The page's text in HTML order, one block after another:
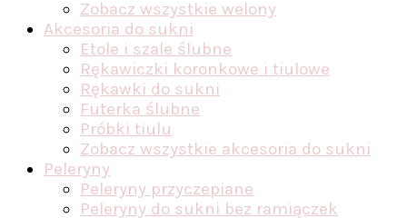
Zobacz wszystkie welony
Akcesoria do sukni
Etole i szale ślubne
Rękawiczki koronkowe i tiulowe
Rękawki do sukni
Futerka ślubne
Próbki tiulu
Zobacz wszystkie akcesoria do sukni
Peleryny
Peleryny przyczepiane
Peleryny do sukni bez ramiączek